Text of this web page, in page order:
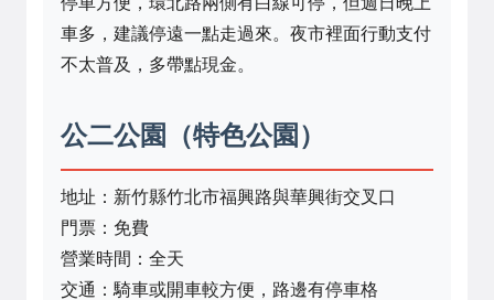
車多，建議停遠一點走過來。夜市裡面行動支付
不太普及，多帶點現金。
公二公園（特色公園）
地址：新竹縣竹北市福興路與華興街交叉口
門票：免費
營業時間：全天
交通：騎車或開車較方便，路邊有停車格